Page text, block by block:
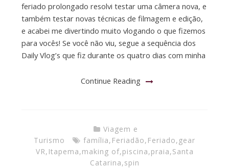
feriado prolongado resolvi testar uma câmera nova, e
também testar novas técnicas de filmagem e edição,
e acabei me divertindo muito vlogando o que fizemos
para vocês! Se você não viu, segue a sequência dos
Daily Vlog’s que fiz durante os quatro dias com minha
Continue Reading
Viagem e
Turismo
família, Feriadão, Feriado, gear
VR, Itapema,making of,piscina,praia,Santa
Catarina,spin